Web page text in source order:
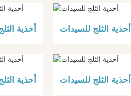
أحذية أحذية الثلج للسيدات
أحذية أحذية الثلج للسيدات